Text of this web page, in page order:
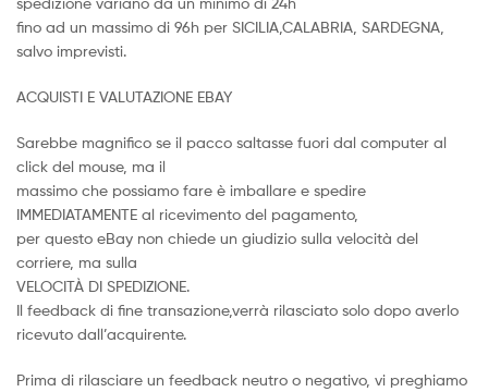
fino ad un massimo di 96h per SICILIA,CALABRIA, SARDEGNA,
salvo imprevisti.
ACQUISTI E VALUTAZIONE EBAY
Sarebbe magnifico se il pacco saltasse fuori dal computer al
click del mouse, ma il
massimo che possiamo fare è imballare e spedire
IMMEDIATAMENTE al ricevimento del pagamento,
per questo eBay non chiede un giudizio sulla velocità del
corriere, ma sulla
VELOCITÀ DI SPEDIZIONE.
Il feedback di fine transazione,verrà rilasciato solo dopo averlo
ricevuto dall’acquirente.
Prima di rilasciare un feedback neutro o negativo, vi preghiamo